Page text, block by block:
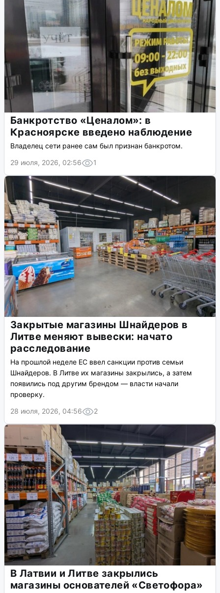
Банкротство «Ценалом»: в
Красноярске введено наблюдение
Владелец сети ранее сам был признан банкротом.
29 июля, 2026, 02:56
1
Закрытые магазины Шнайдеров в
Литве меняют вывески: начато
расследование
На прошлой неделе ЕС ввел санкции против семьи
Шнайдеров. В Литве их магазины закрылись, а затем
появились под другим брендом — власти начали
проверку.
28 июля, 2026, 04:56
2
В Латвии и Литве закрылись
магазины основателей «Светофора»